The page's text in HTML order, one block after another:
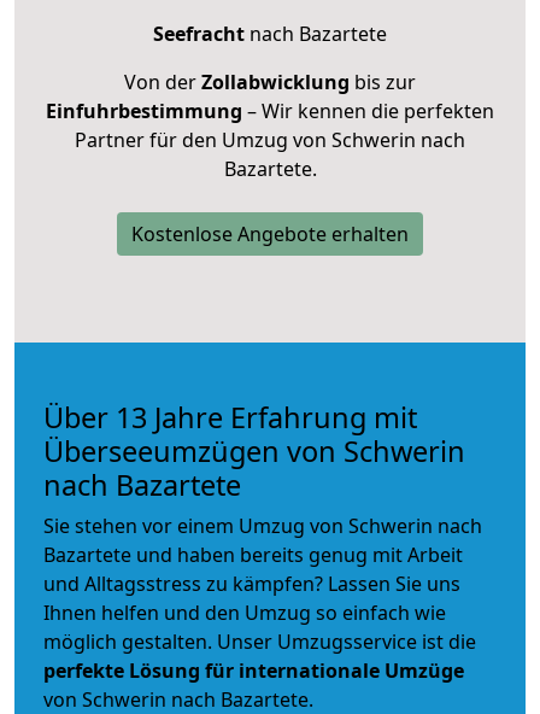
Seefracht nach Bazartete
Von derZollabwicklung bis zur
Einfuhrbestimmung – Wir kennen die perfekten
Partner für den Umzug von Schwerin nach
Bazartete.
Kostenlose Angebote erhalten
Über 13 Jahre Erfahrung mit
Überseeumzügen von Schwerin
nach Bazartete
Sie stehen vor einem Umzug von Schwerin nach
Bazartete und haben bereits genug mit Arbeit
und Alltagsstress zu kämpfen? Lassen Sie uns
Ihnen helfen und den Umzug so einfach wie
möglich gestalten. Unser Umzugsservice ist die
perfekte Lösung für internationale Umzüge
von Schwerin nach Bazartete.